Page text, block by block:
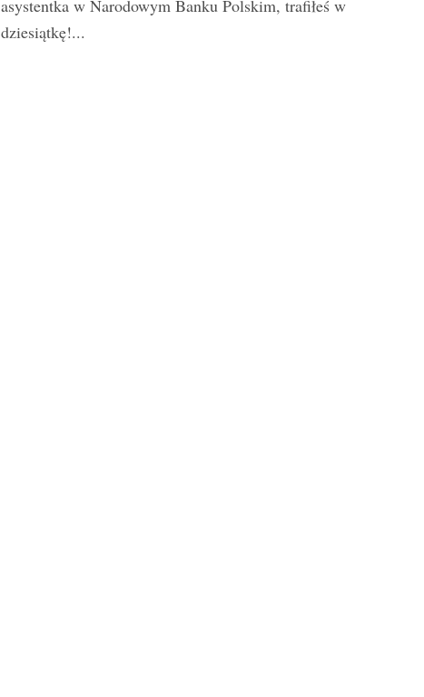
asystentka w Narodowym Banku Polskim, trafiłeś w
dziesiątkę!...